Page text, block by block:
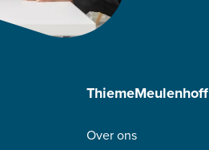
ThiemeMeulenhoff
Over ons